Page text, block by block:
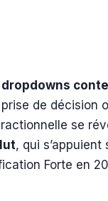
dropdowns
de décision
se
, qui
Forte en